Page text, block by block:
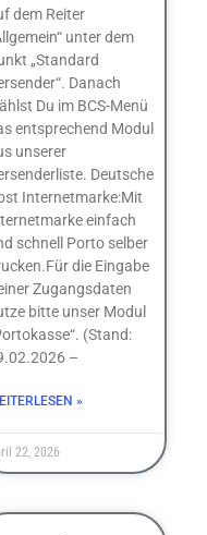
dem Reiter
unter dem
„Standard
Danach
Du im BCS-Menü
entsprechend Modul
unserer
Deutsche
Internetmarke:Mit
einfach
schnell Porto selber
die Eingabe
Zugangsdaten
bitte unser Modul
(Stand:
–
»
22, 2026